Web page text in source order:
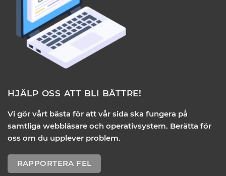
HJÄLP OSS ATT BLI BÄTTRE!
Vi gör vårt bästa för att vår sida ska fungera på
samtliga webbläsare och operativsystem. Berätta för
oss om du upplever problem.
RAPPORTERA FEL